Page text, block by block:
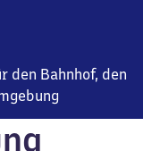
den Bahnhof, den